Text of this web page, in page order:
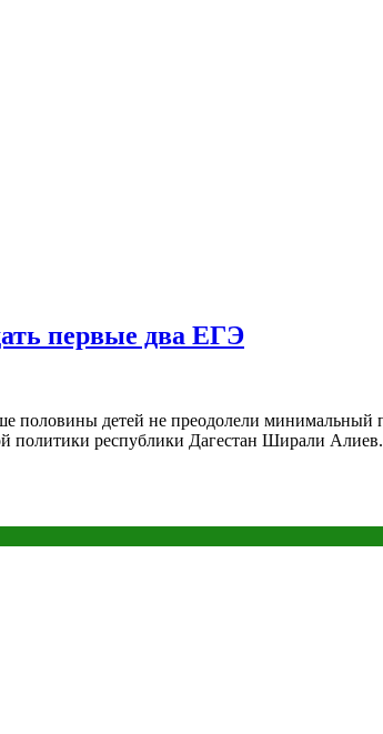
первые два ЕГЭ
половины детей не преодолели
республики Дагестан Ширали